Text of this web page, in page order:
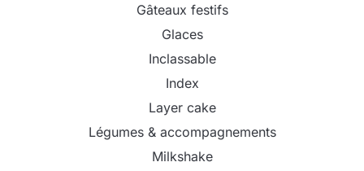
Gâteaux festifs
Glaces
Inclassable
Index
Layer cake
Légumes & accompagnements
Milkshake